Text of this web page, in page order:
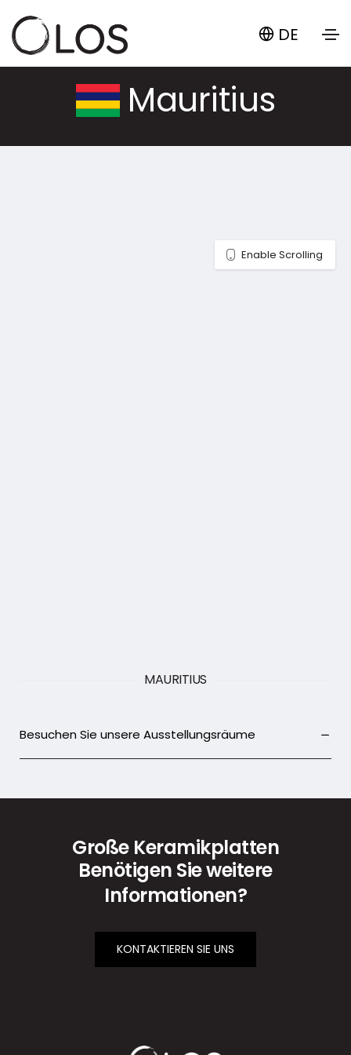
DE
Mauritius
Enable Scrolling
MAURITIUS
Besuchen Sie unsere Ausstellungsräume
Große Keramikplatten
Benötigen Sie weitere
Informationen?
KONTAKTIEREN SIE UNS